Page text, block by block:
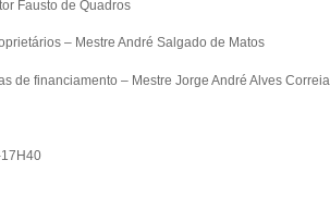
Fausto de Quadros
– Mestre André Salgado de Matos
de financiamento – Mestre Jorge André Alves Correia